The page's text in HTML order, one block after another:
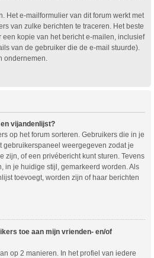
Het e-mailformulier van dit forum werkt met
van zulke berichten te traceren. Het beste
kopie van het bericht e-mailen, inclusief
van de gebruiker die de e-mail stuurde).
ondernemen.
vijandenlijst?
op het forum sorteren. Gebruikers die in je
gebruikerspaneel weergegeven zodat je
zijn, of een privébericht kunt sturen. Tevens
in je huidige stijl, gemarkeerd worden. Als
toevoegt, worden zijn of haar berichten
toe aan mijn vrienden- en/of
op 2 manieren. In het profiel van iedere